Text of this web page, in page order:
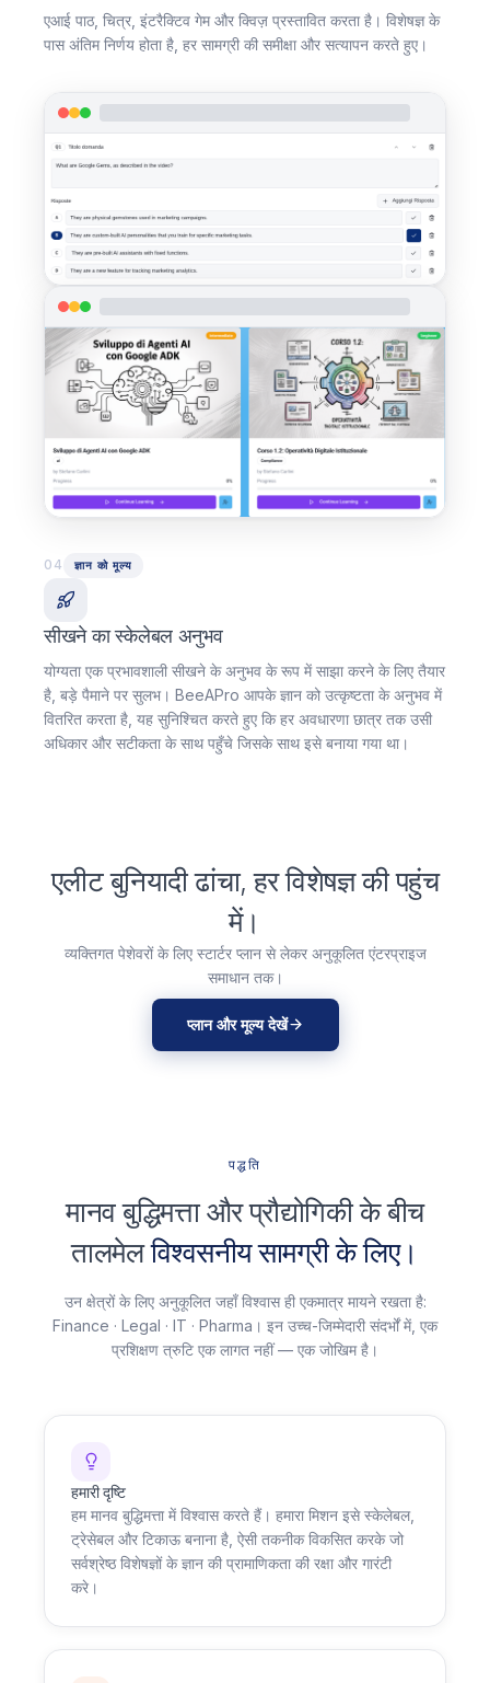
एआई पाठ, चित्र, इंटरैक्टिव गेम और क्विज़ प्रस्तावित करता है। विशेषज्ञ के
पास अंतिम निर्णय होता है, हर सामग्री की समीक्षा और सत्यापन करते हुए।
04 ज्ञान को मूल्य
सीखने का स्केलेबल अनुभव
योग्यता एक प्रभावशाली सीखने के अनुभव के रूप में साझा करने के लिए तैयार
है, बड़े पैमाने पर सुलभ। BeeAPro आपके ज्ञान को उत्कृष्टता के अनुभव में
वितरित करता है, यह सुनिश्चित करते हुए कि हर अवधारणा छात्र तक उसी
अधिकार और सटीकता के साथ पहुँचे जिसके साथ इसे बनाया गया था।
एलीट बुनियादी ढांचा, हर विशेषज्ञ की पहुंच
में।
व्यक्तिगत पेशेवरों के लिए स्टार्टर प्लान से लेकर अनुकूलित एंटरप्राइज
समाधान तक।
प्लान और मूल्य देखें
पद्धति
मानव बुद्धिमत्ता और प्रौद्योगिकी के बीच
तालमेल विश्वसनीय सामग्री के लिए।
उन क्षेत्रों के लिए अनुकूलित जहाँ विश्वास ही एकमात्र मायने रखता है:
Finance · Legal · IT · Pharma। इन उच्च-जिम्मेदारी संदर्भों में, एक
प्रशिक्षण त्रुटि एक लागत नहीं — एक जोखिम है।
हमारी दृष्टि
हम मानव बुद्धिमत्ता में विश्वास करते हैं। हमारा मिशन इसे स्केलेबल,
ट्रेसेबल और टिकाऊ बनाना है, ऐसी तकनीक विकसित करके जो
सर्वश्रेष्ठ विशेषज्ञों के ज्ञान की प्रामाणिकता की रक्षा और गारंटी
करे।